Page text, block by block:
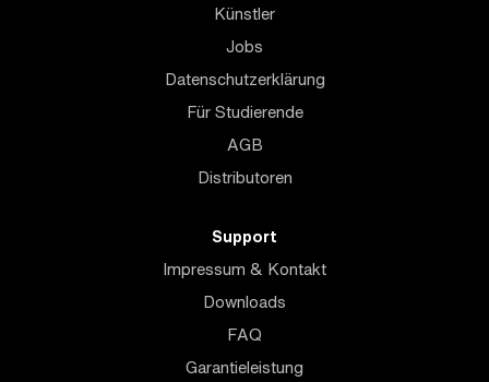
Künstler
Jobs
Datenschutzerklärung
Für Studierende
AGB
Distributoren
Support
Impressum & Kontakt
Downloads
FAQ
Garantieleistung